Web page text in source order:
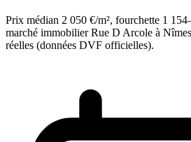
Prix médian 2 050 €/m², fourchette 1
marché immobilier Rue D Arcole à
réelles (données DVF officielles).